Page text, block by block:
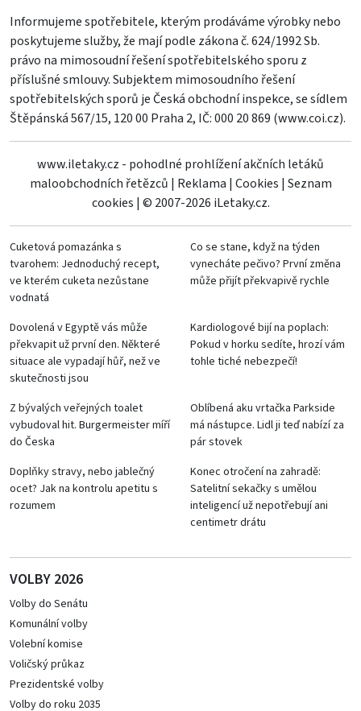
Informujeme spotřebitele, kterým prodáváme výrobky nebo
poskytujeme služby, že mají podle zákona č. 624/1992 Sb.
právo na mimosoudní řešení spotřebitelského sporu z
příslušné smlouvy. Subjektem mimosoudního řešení
spotřebitelských sporů je Česká obchodní inspekce, se sídlem
Štěpánská 567/15, 120 00 Praha 2, IČ: 000 20 869 (www.coi.cz).
www.iletaky.cz - pohodlné prohlížení akčních letáků
maloobchodních řetězců | Reklama | Cookies | Seznam
cookies | © 2007-2026 iLetaky.cz.
Cuketová pomazánka s
tvarohem: Jednoduchý recept,
ve kterém cuketa nezůstane
vodnatá
Co se stane, když na týden
vynecháte pečivo? První změna
může přijít překvapivě rychle
Dovolená v Egyptě vás může
překvapit už první den. Některé
situace ale vypadají hůř, než ve
skutečnosti jsou
Kardiologové bijí na poplach:
Pokud v horku sedíte, hrozí vám
tohle tiché nebezpečí!
Z bývalých veřejných toalet
vybudoval hit. Burgermeister míří
do Česka
Oblíbená aku vrtačka Parkside
má nástupce. Lidl ji teď nabízí za
pár stovek
Doplňky stravy, nebo jablečný
ocet? Jak na kontrolu apetitu s
rozumem
Konec otročení na zahradě:
Satelitní sekačky s umělou
inteligencí už nepotřebují ani
centimetr drátu
VOLBY 2026
Volby do Senátu
Komunální volby
Volební komise
Voličský průkaz
Prezidentské volby
Volby do roku 2035